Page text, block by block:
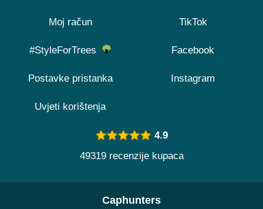
Moj račun
#StyleForTrees
Postavke pristanka
Uvjeti korištenja
TikTok
Facebook
Instagram
4.9
49319 recenzije kupaca
Caphunters